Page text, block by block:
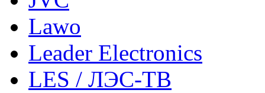
Lawo
Leader Electronics
LES / ЛЭС-ТВ